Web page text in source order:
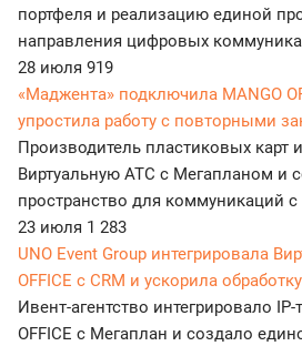
портфеля и реализацию единой
направления цифровых
28 июля 919
«Маджента» подключила MANGO
упростила работу с повторными
Производитель пластиковых карт
Виртуальную АТС с Мегапланом и
пространство для коммуникаций
23 июля 1 283
UNO Event Group интегрировала
OFFICE с CRM и ускорила
Ивент-агентство интегрировало
OFFICE с Мегаплан и создало